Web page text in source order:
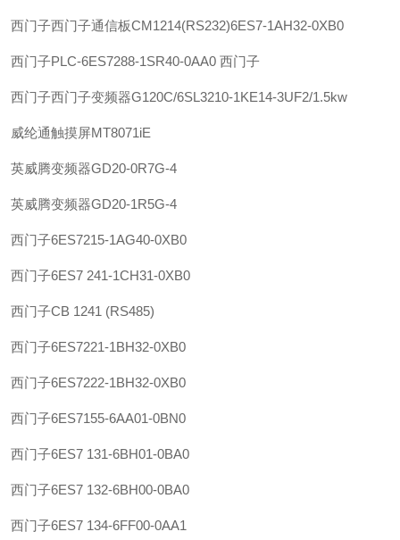
西门子西门子通信板CM1214(RS232)6ES7-1AH32-0XB0
西门子PLC-6ES7288-1SR40-0AA0 西门子
西门子西门子变频器G120C/6SL3210-1KE14-3UF2/1.5kw
威纶通触摸屏MT8071iE
英威腾变频器GD20-0R7G-4
英威腾变频器GD20-1R5G-4
西门子6ES7215-1AG40-0XB0
西门子6ES7 241-1CH31-0XB0
西门子CB 1241 (RS485)
西门子6ES7221-1BH32-0XB0
西门子6ES7222-1BH32-0XB0
西门子6ES7155-6AA01-0BN0
西门子6ES7 131-6BH01-0BA0
西门子6ES7 132-6BH00-0BA0
西门子6ES7 134-6FF00-0AA1